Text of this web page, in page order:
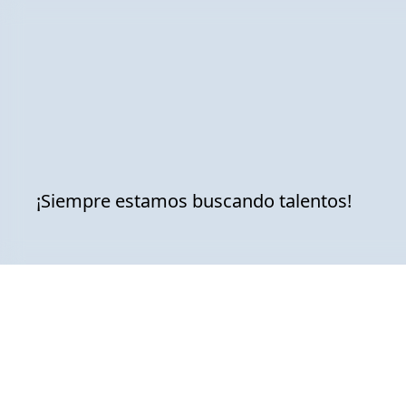
¡Siempre estamos buscando talentos!